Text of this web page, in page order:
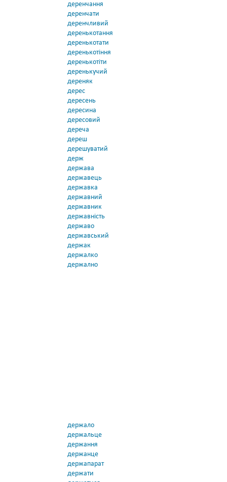
деренчання
деренчати
деренчливий
деренькотання
деренькотати
деренькотіння
деренькотіти
деренькучий
дереняк
дерес
дересень
дересина
дересовий
дереча
дереш
дерешуватий
держ
держава
державець
державка
державний
державник
державність
державо
державський
держак
держалко
держално
держало
держальце
держання
держанце
держапарат
держати